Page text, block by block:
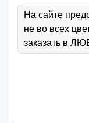
На сайте
не во всех
заказать в